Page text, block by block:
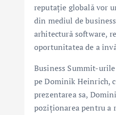
reputație globală vor
din mediul de
arhitectură software,
oportunitatea de a
Business Summit-
pe Dominik Heinrich,
prezentarea sa,
poziționarea pentru a